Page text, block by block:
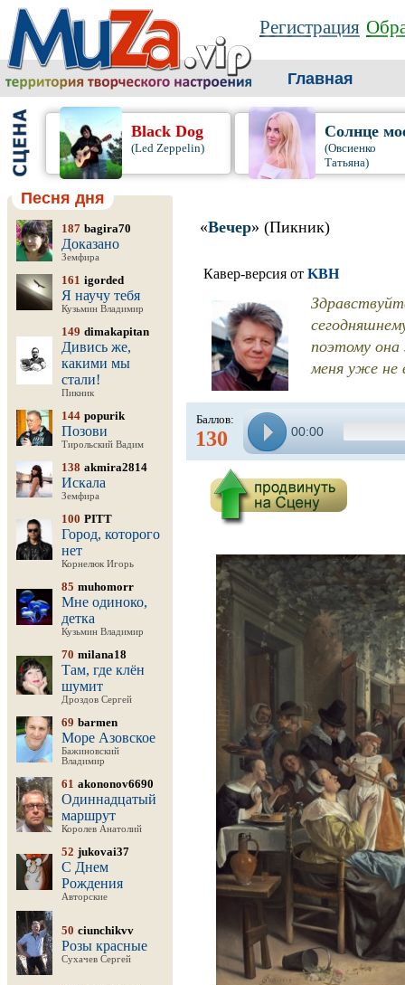
Регистрация
Главная
Black Dog
(Led Zeppelin)
Солнце
(Овсиенко
Татьяна)
Песня дня
187 bagira70
Доказано
Земфира
161 igorded
Я научу тебя
Кузьмин Владимир
149 dimakapitan
Дивись же,
какими мы
стали!
Пикник
144 popurik
Позови
Тирольский Вадим
138 akmira2814
Искала
Земфира
100 PITT
Город, которого
нет
Корнелюк Игорь
85 muhomorr
Мне одиноко,
детка
Кузьмин Владимир
70 milana18
Там, где клён
шумит
Дроздов Сергей
69 barmen
Море Азовское
Бажиновский
Владимир
61 akononov6690
Одиннадцатый
маршрут
Королев Анатолий
52 jukovai37
С Днем
Рождения
Авторские
50 ciunchikvv
Розы красные
Сухачев Сергей
«Вечер» (Пикник)
Кавер-версия от KBH
поэтому она
меня уже
Баллов:
130 00:00